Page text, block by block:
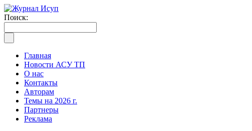
Поиск:
Главная
Новости АСУ ТП
О нас
Контакты
Авторам
Темы на 2026 г.
Партнеры
Реклама